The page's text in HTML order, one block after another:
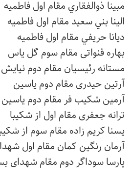
مبينا ذوالفقاري مقام اول فاطمیه
الينا بني سعيد مقام اول فاطمیه
ديانا حريفي مقام اول فاطمیه
بهاره قنواتی مقام سوم گل یاس
مستانه رئیسیان مقام دوم نیایش
آرتین حیدری مقام دوم یاسین
آرمين شکیب فر مقام دوم یاسین
ترانه جعفری مقام اول از شکیبا
یسنا کریم زاده مقام سوم از
آرمان رنگین کمان مقام اول
پارسا سوداگر دوم مقام شهدای